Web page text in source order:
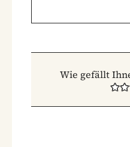
Wie gefällt